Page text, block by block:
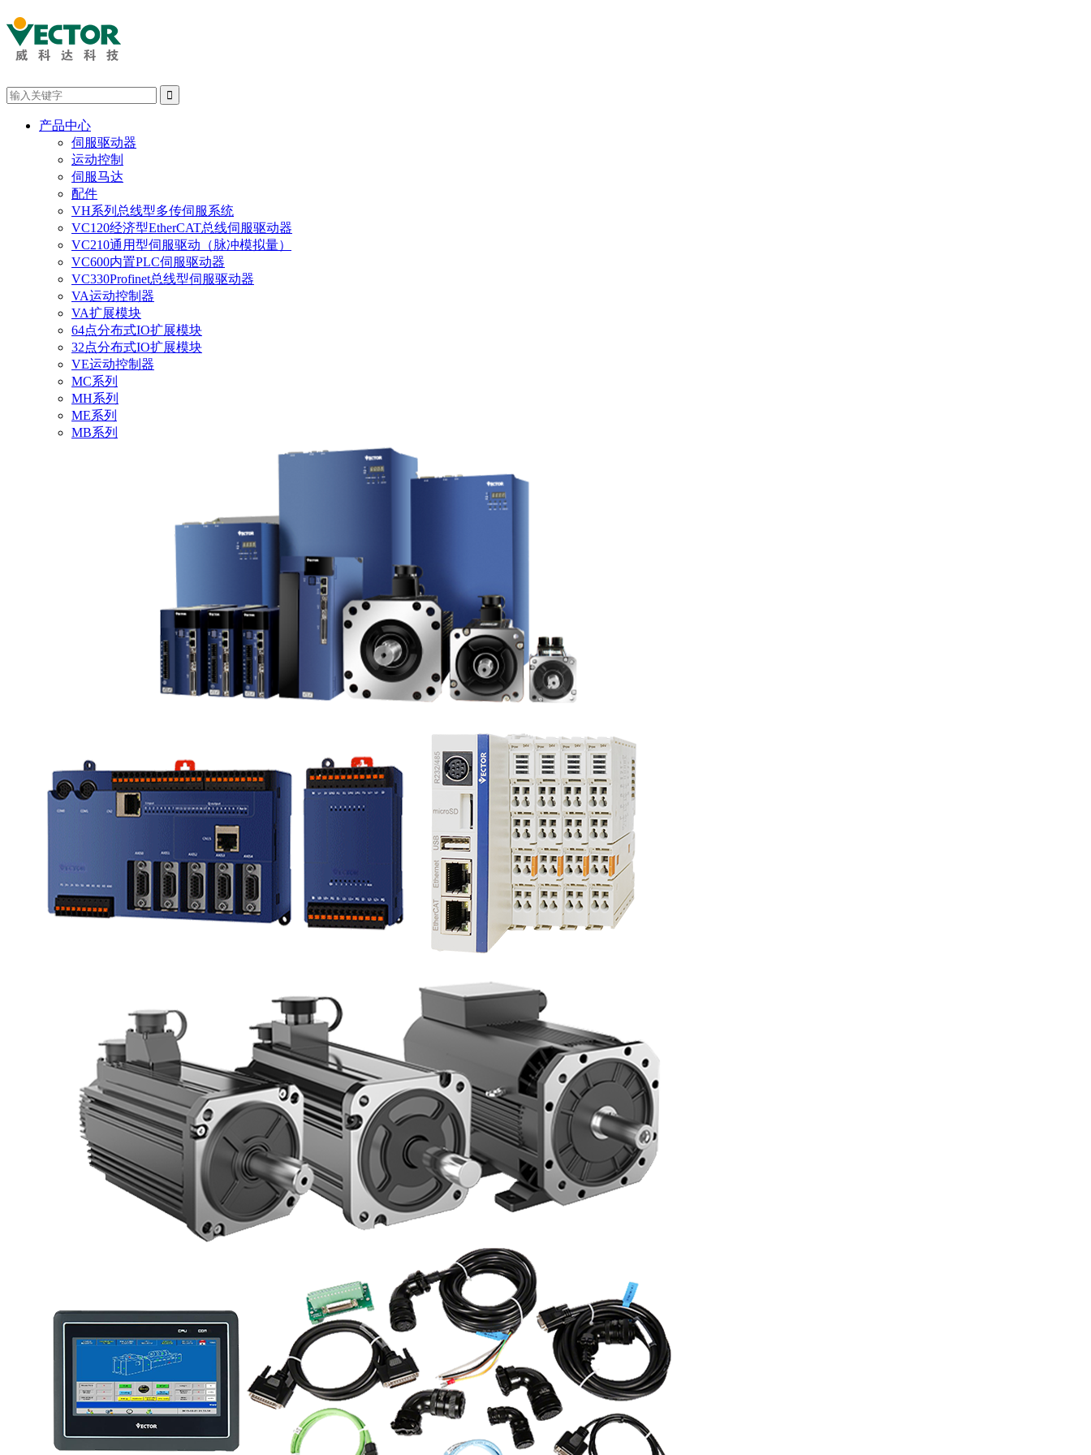

产品中心
伺服驱动器
运动控制
伺服马达
配件
VH系列总线型多传伺服系统
VC120经济型EtherCAT总线伺服驱动器
VC210通用型伺服驱动（脉冲模拟量）
VC600内置PLC伺服驱动器
VC330Profinet总线型伺服驱动器
VA运动控制器
VA扩展模块
64点分布式IO扩展模块
32点分布式IO扩展模块
VE运动控制器
MC系列
MH系列
ME系列
MB系列